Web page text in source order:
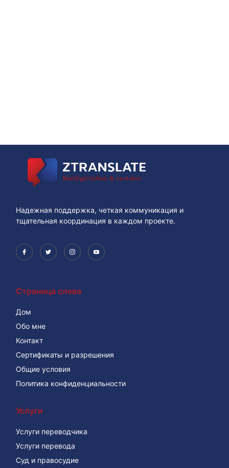
Надежная поддержка, четкая коммуникация и
тщательная координация в каждом проекте.
Страница слева
Дом
Обо мне
Контакт
Сертификаты и разрешения
Общие условия
Политика конфиденциальности
Услуги
Услуги переводчика
Услуги перевода
Суд и правосудие